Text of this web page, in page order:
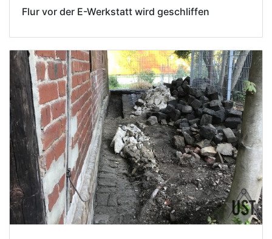
Flur vor der E-Werkstatt wird geschliffen